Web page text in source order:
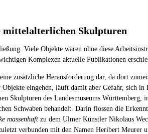
Skulpturen
Viele Objekte wären ohne diese
Komplexen aktuelle Publikationen
zusätzliche Herausforderung dar, da dort
eingehen, läuft damit aber Gefahr, sich
des Landesmuseums Württemberg,
Schwaben behandelt. Darin flossen die
massenhaft zu dem Ulmer Künstler Nikolaus
verbunden mit den Namen Heribert